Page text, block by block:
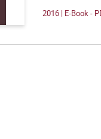
2016 | E-Book -